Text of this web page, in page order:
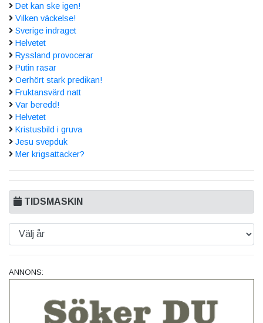
Det kan ske igen!
Vilken väckelse!
Sverige indraget
Helvetet
Ryssland provocerar
Putin rasar
Oerhört stark predikan!
Fruktansvärd natt
Var beredd!
Helvetet
Kristusbild i gruva
Jesu svepduk
Mer krigsattacker?
TIDSMASKIN
ANNONS: